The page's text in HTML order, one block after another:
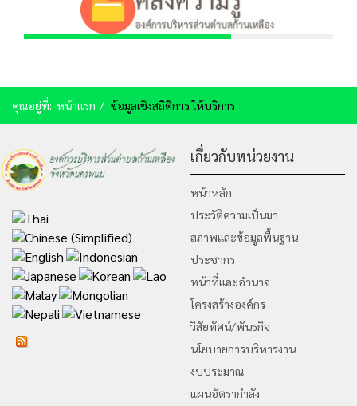
คุณอยู่ที่: หน้าแรก ข้อมูลเชิงสถิติการ ให้บริการ
เกี่ยวกับหน่วยงาน
หน้าหลัก
ประวัติความเป็นมา
สภาพและข้อมูลพื้นฐาน
ประชากร
หน้าที่และอำนาจ
โครงสร้างองค์กร
วิสัยทัศน์/พันธกิจ
นโยบายการบริหารงาน
งบประมาณ
แผนอัตรากำลัง